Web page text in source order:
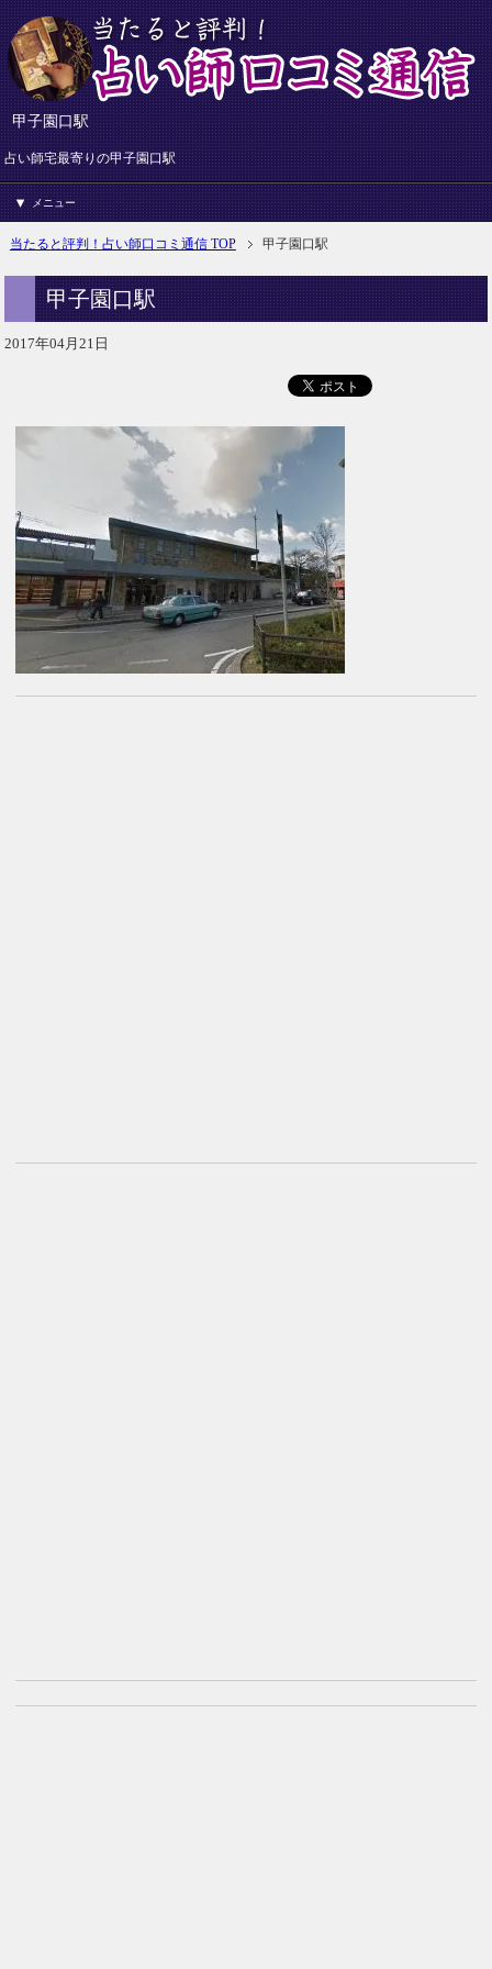
甲子園口駅
占い師宅最寄りの甲子園口駅
メニュー
当たると評判！占い師口コミ通信 TOP 甲子園口駅
甲子園口駅
2017年04月21日